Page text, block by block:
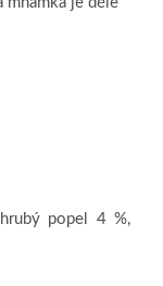
popel 4 %,